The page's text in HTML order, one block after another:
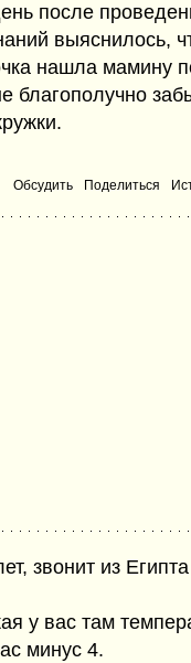
после
выяснилось,
нашла мамину
благополучно
Обсудить Поделиться
звонит из
у вас там
минус 4.